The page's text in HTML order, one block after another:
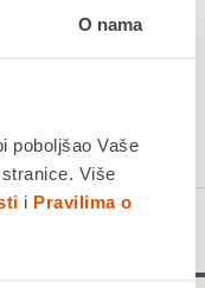
O nama
poboljšao Vaše
Više
i Pravilima o